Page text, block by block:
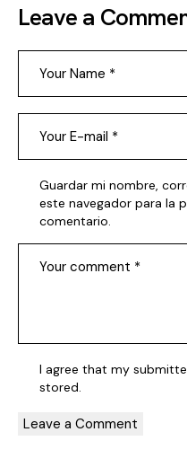
Leave a
Guardar mi nombre,
este navegador para la
comentario.
I agree that my
stored.